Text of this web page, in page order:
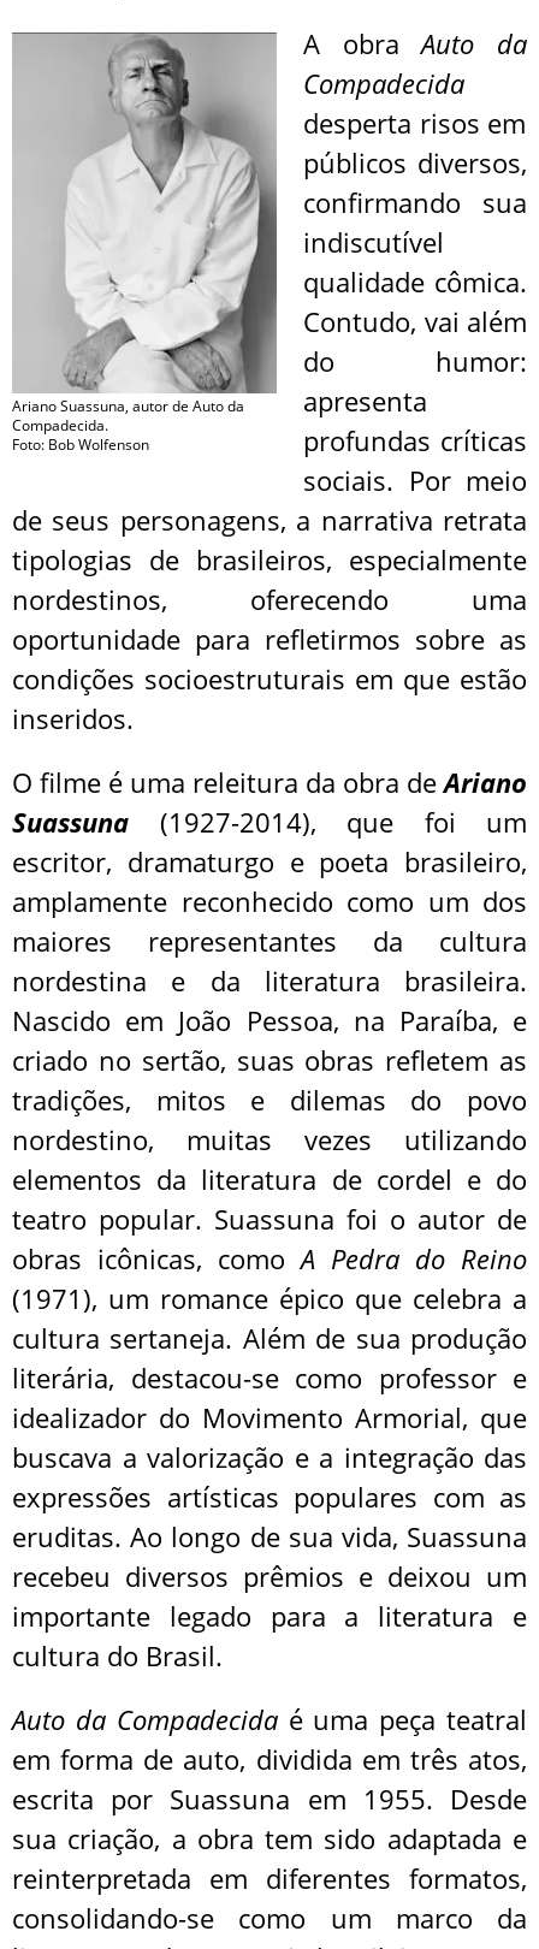
Ariano Suassuna, autor de Auto da
Compadecida.
Foto: Bob Wolfenson
A obraAuto da
Compadecida
desperta risos em
públicos diversos,
confirmando sua
indiscutível
qualidade cômica.
Contudo, vai além
do humor:
apresenta
profundas críticas
sociais. Por meio
de seus personagens, a narrativa retrata
tipologias de brasileiros, especialmente
nordestinos, oferecendo uma
oportunidade para refletirmos sobre as
condições socioestruturais em que estão
inseridos.
O filme é uma releitura da obra deAriano
Suassuna (1927-2014), que foi um
escritor, dramaturgo e poeta brasileiro,
amplamente reconhecido como um dos
maiores representantes da cultura
nordestina e da literatura brasileira.
Nascido em João Pessoa, na Paraíba, e
criado no sertão, suas obras refletem as
tradições, mitos e dilemas do povo
nordestino, muitas vezes utilizando
elementos da literatura de cordel e do
teatro popular. Suassuna foi o autor de
obras icônicas, comoA Pedra do Reino
(1971), um romance épico que celebra a
cultura sertaneja. Além de sua produção
literária, destacou-se como professor e
idealizador do Movimento Armorial, que
buscava a valorização e a integração das
expressões artísticas populares com as
eruditas. Ao longo de sua vida, Suassuna
recebeu diversos prêmios e deixou um
importante legado para a literatura e
cultura do Brasil.
Auto da Compadecidaé uma peça teatral
em forma de auto, dividida em três atos,
escrita por Suassuna em 1955. Desde
sua criação, a obra tem sido adaptada e
reinterpretada em diferentes formatos,
consolidando-se como um marco da